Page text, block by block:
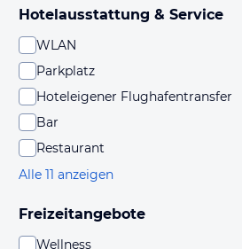
Hotelausstattung & Service
WLAN
Parkplatz
Hoteleigener Flughafentransfer
Bar
Restaurant
Alle 11 anzeigen
Freizeitangebote
Wellness